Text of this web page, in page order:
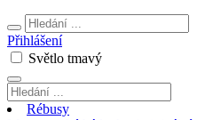
Přihlášení
Světlo tmavý
Rébusy